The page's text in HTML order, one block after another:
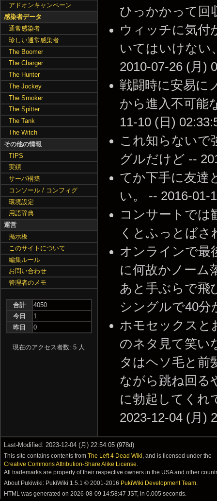
ひっかかって回
ウィッチに気付
いてはいけない
2010-07-26 (月)
戦闘時に安易に
から進入不可能
11-10 (日)
これ知らないで
グルだけど --
てか下手に友達
い。 -- 2016-01-
コンサートでは
くとふっとばさ
オンラインで最
に何故かノーム
あと手ぶらで飛
シングルで40分
ホモセックスと
のネタ見て笑い
タはヘソ毛と前
ながら跳ね回る
に勃起してくれ
2023-12-04 (月)
アドオンキャンペーン
感染者データ
通常感染者
珍しい通常感染者
The Boomer
The Charger
The Hunter
The Jockey
The Smoker
The Spitter
The Tank
The Witch
その他の情報
TIPS
実績
サーバ構築
コンソール / コンフィグ
環境設定
用語辞典
運営
掲示板
このサイトについて
編集ルール
お問い合わせ
管理者のメモ
合計
4050
今日
1
昨日
0
現在のアクセス者数: 5 人
Last-Modified: 2023-12-04 (月) 22:54:05 (978d)
This site contains contents fromThe Left 4 Dead Wiki , and is licensed under the
Creative Commons Attribution-Share Alike License
All trademarks are property of their respective owners in the USA and other
About Pukiwiki: PukiWiki 1.5.1 © 2001-2016 PukiWiki Development Team
HTML was generated on2026-08-09 14:58:47 JST, in 0.005 seconds.